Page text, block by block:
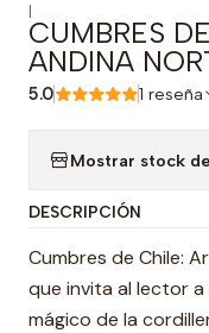
|
CUMBRES
ANDINA
5.0 1 reseña
Mostrar stock
DESCRIPCIÓN
Cumbres de Chile:
que invita al lector
mágico de la